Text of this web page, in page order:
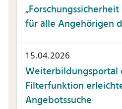
für alle Angehörigen
15.04.2026
Weiterbildungsportal
Filterfunktion
Angebotssuche